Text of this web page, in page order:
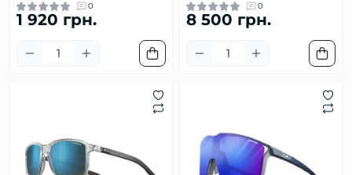
0
1 920 грн.
0
8 500 грн.